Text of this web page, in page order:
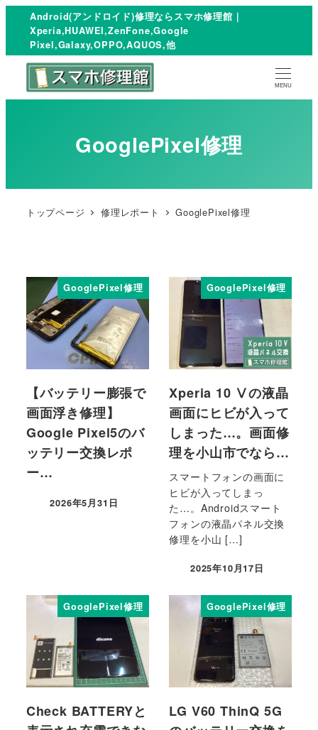
Android(アンドロイド)修理ならスマホ修理館｜
Xperia,HUAWEI,ZenFone,Google
Pixel,Galaxy,OPPO,AQUOS,他
MENU
GooglePixel修理
トップページ 修理レポート GooglePixel修理
GooglePixel修理
【バッテリー膨張で
画面浮き修理】
Google Pixel5のバ
ッテリー交換レポ
ー…
2026年5月31日
GooglePixel修理
Xperia 10 Ⅴの液晶
画面にヒビが入って
しまった…。画面修
理を小山市でなら…
スマートフォンの画面に
ヒビが入ってしまっ
た…。Androidスマート
フォンの液晶パネル交換
修理を小山 […]
2025年10月17日
GooglePixel修理
Check BATTERYと
GooglePixel修理
LG V60 ThinQ 5G